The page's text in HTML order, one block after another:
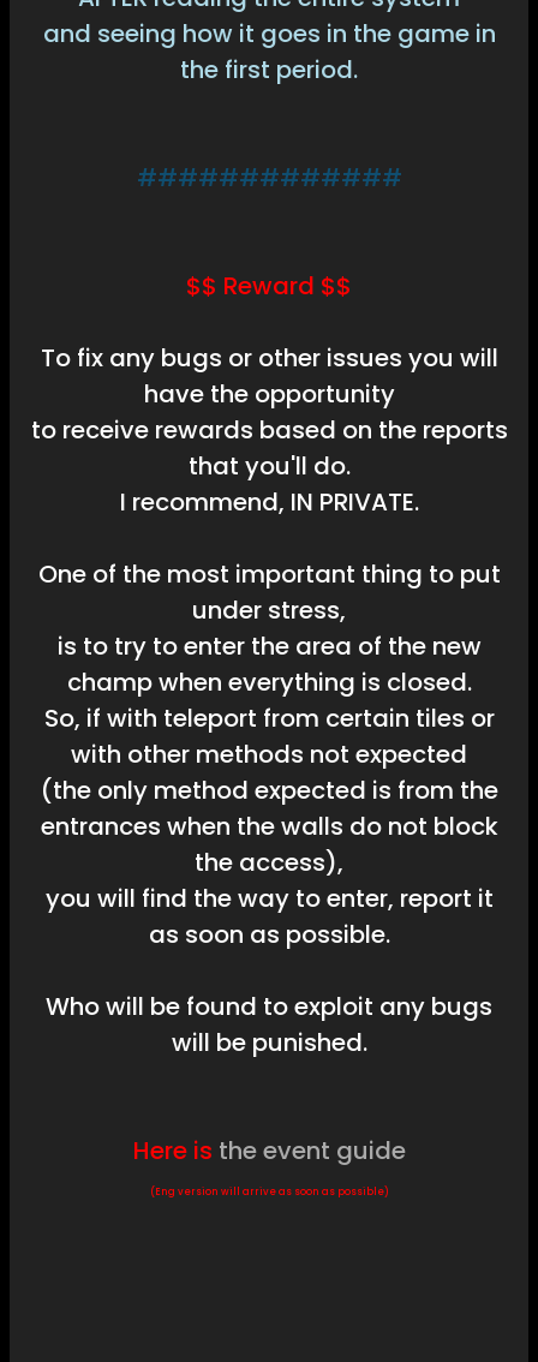
and seeing how it goes in the game in
the first period.
#############
$$ Reward $$
To fix any bugs or other issues you will
have the opportunity
to receive rewards based on the reports
that you'll do.
I recommend, IN PRIVATE.
One of the most important thing to put
under stress,
is to try to enter the area of the new
champ when everything is closed.
So, if with teleport from certain tiles or
with other methods not expected
(the only method expected is from the
entrances when the walls do not block
the access),
you will find the way to enter, report it
as soon as possible.
Who will be found to exploit any bugs
will be punished.
Here is the event guide
(Eng version will arrive as soon as possible)